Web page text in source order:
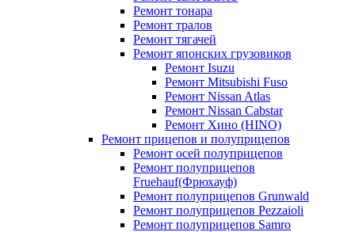
Ремонт тонара
Ремонт тралов
Ремонт тягачей
Ремонт японских грузовиков
Ремонт Isuzu
Ремонт Mitsubishi Fuso
Ремонт Nissan Atlas
Ремонт Nissan Cabstar
Ремонт Хино (HINO)
Ремонт прицепов и полуприцепов
Ремонт осей полуприцепов
Ремонт полуприцепов
Fruehauf(Фрюхауф)
Ремонт полуприцепов Grunwald
Ремонт полуприцепов Pezzaioli
Ремонт полуприцепов Samro